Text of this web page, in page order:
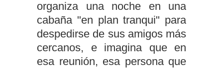
organiza una noche en una
cabaña "en plan tranqui" para
despedirse de sus amigos más
cercanos, e imagina que en
esa reunión, esa persona que